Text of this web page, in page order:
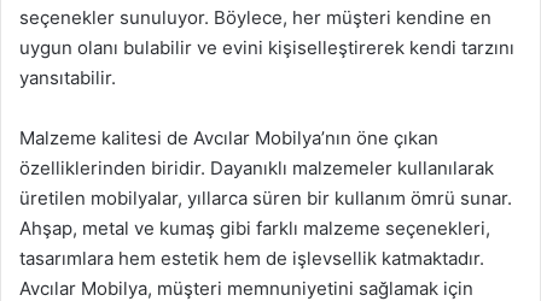
seçenekler sunuluyor. Böylece, her müşteri kendine en
uygun olanı bulabilir ve evini kişiselleştirerek kendi tarzını
yansıtabilir.
Malzeme kalitesi de Avcılar Mobilya’nın öne çıkan
özelliklerinden biridir. Dayanıklı malzemeler kullanılarak
üretilen mobilyalar, yıllarca süren bir kullanım ömrü sunar.
Ahşap, metal ve kumaş gibi farklı malzeme seçenekleri,
tasarımlara hem estetik hem de işlevsellik katmaktadır.
Avcılar Mobilya, müşteri memnuniyetini sağlamak için